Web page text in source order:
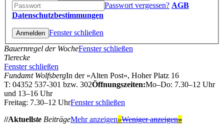
Passwort vergessen? AGB
Datenschutzbestimmungen
Fenster schließen
Bauernregel der WocheFenster schließen
Tierecke
Fenster schließen
Fundamt WolfsbergIn der »Alten Post«, Hoher Platz 16
T: 04352 537-301 bzw. 302Öffnungszeiten:Mo–Do: 7.30–12 Uhr
und 13–16 Uhr
Freitag: 7.30–12 UhrFenster schließen
//Aktuellste BeiträgeMehr anzeigen»Weniger anzeigen»